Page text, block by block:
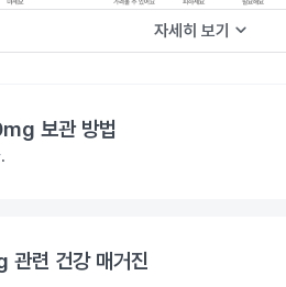
자세히 보기 keyboard_arrow_down
보관 방법
관련 건강 매거진